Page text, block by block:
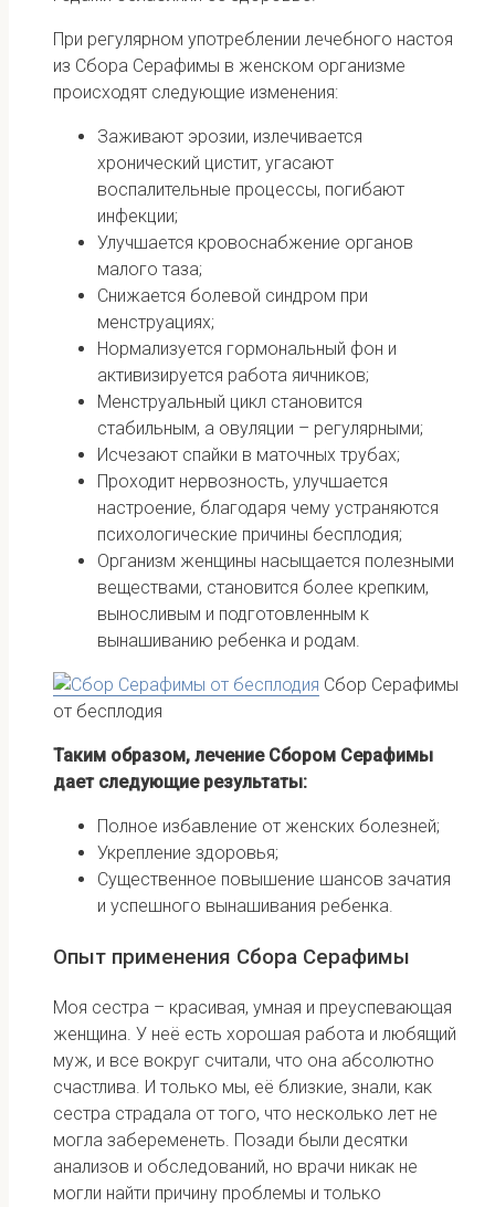
При регулярном употреблении лечебного настоя
из Сбора Серафимы в женском организме
происходят следующие изменения:
Заживают эрозии, излечивается
хронический цистит, угасают
воспалительные процессы, погибают
инфекции;
Улучшается кровоснабжение органов
малого таза;
Снижается болевой синдром при
менструациях;
Нормализуется гормональный фон и
активизируется работа яичников;
Менструальный цикл становится
стабильным, а овуляции – регулярными;
Исчезают спайки в маточных трубах;
Проходит нервозность, улучшается
настроение, благодаря чему устраняются
психологические причины бесплодия;
Организм женщины насыщается полезными
веществами, становится более крепким,
выносливым и подготовленным к
вынашиванию ребенка и родам.
Сбор Серафимы
от бесплодия
Таким образом, лечение Сбором Серафимы
дает следующие результаты:
Полное избавление от женских болезней;
Укрепление здоровья;
Существенное повышение шансов зачатия
и успешного вынашивания ребенка.
Опыт применения Сбора Серафимы
Моя сестра – красивая, умная и преуспевающая
женщина. У неё есть хорошая работа и любящий
муж, и все вокруг считали, что она абсолютно
счастлива. И только мы, её близкие, знали, как
сестра страдала от того, что несколько лет не
могла забеременеть. Позади были десятки
анализов и обследований, но врачи никак не
могли найти причину проблемы и только